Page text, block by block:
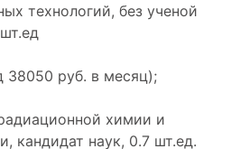
технологий, без ученой
38050 руб. в месяц);
химии и
кандидат наук, 0.7 шт.ед.